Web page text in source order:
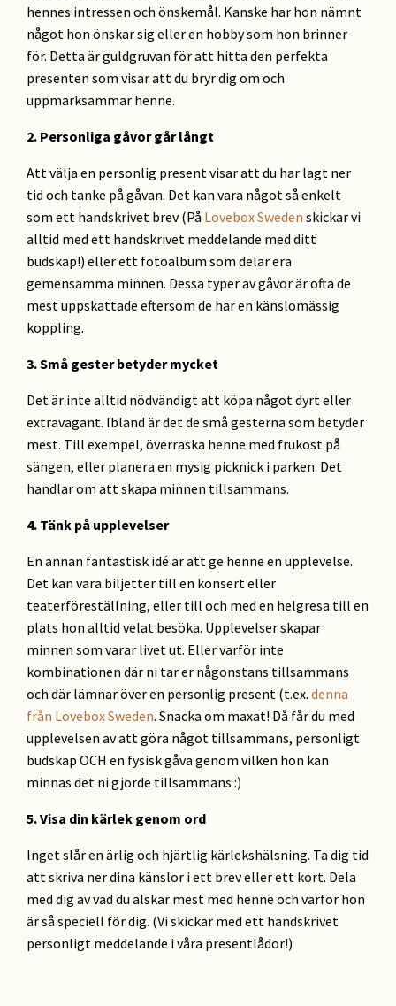
hennes intressen och önskemål. Kanske har hon nämnt
något hon önskar sig eller en hobby som hon brinner
för. Detta är guldgruvan för att hitta den perfekta
presenten som visar att du bryr dig om och
uppmärksammar henne.
2. Personliga gåvor går långt
Att välja en personlig present visar att du har lagt ner
tid och tanke på gåvan. Det kan vara något så enkelt
som ett handskrivet brev (På Lovebox Sweden skickar vi
alltid med ett handskrivet meddelande med ditt
budskap!) eller ett fotoalbum som delar era
gemensamma minnen. Dessa typer av gåvor är ofta de
mest uppskattade eftersom de har en känslomässig
koppling.
3. Små gester betyder mycket
Det är inte alltid nödvändigt att köpa något dyrt eller
extravagant. Ibland är det de små gesterna som betyder
mest. Till exempel, överraska henne med frukost på
sängen, eller planera en mysig picknick i parken. Det
handlar om att skapa minnen tillsammans.
4. Tänk på upplevelser
En annan fantastisk idé är att ge henne en upplevelse.
Det kan vara biljetter till en konsert eller
teaterföreställning, eller till och med en helgresa till en
plats hon alltid velat besöka. Upplevelser skapar
minnen som varar livet ut. Eller varför inte
kombinationen där ni tar er någonstans tillsammans
och där lämnar över en personlig present (t.ex. denna
från Lovebox Sweden. Snacka om maxat! Då får du med
upplevelsen av att göra något tillsammans, personligt
budskap OCH en fysisk gåva genom vilken hon kan
minnas det ni gjorde tillsammans :)
5. Visa din kärlek genom ord
Inget slår en ärlig och hjärtlig kärlekshälsning. Ta dig tid
att skriva ner dina känslor i ett brev eller ett kort. Dela
med dig av vad du älskar mest med henne och varför hon
är så speciell för dig. (Vi skickar med ett handskrivet
personligt meddelande i våra presentlådor!)